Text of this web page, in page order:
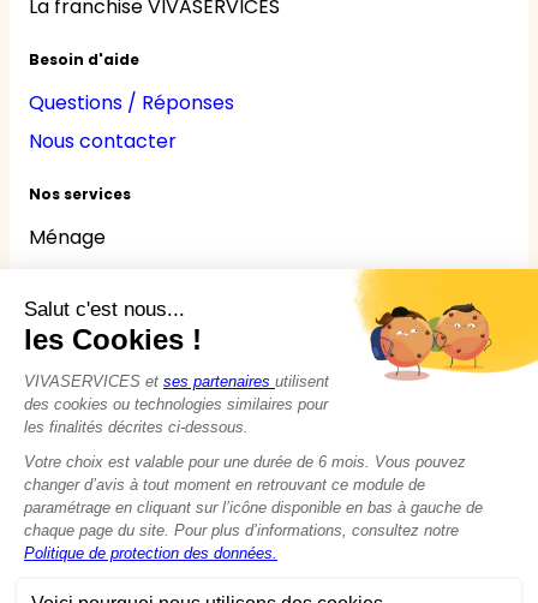
La franchise VIVASERVICES
Besoin d'aide
Questions / Réponses
Nous contacter
Nos services
Ménage
Jardinage
Bricolage
Nounou
Seniors
Handicaps
© 2015 - 2026VIVASERVICES
Modifier vos préférences en matière de cookies